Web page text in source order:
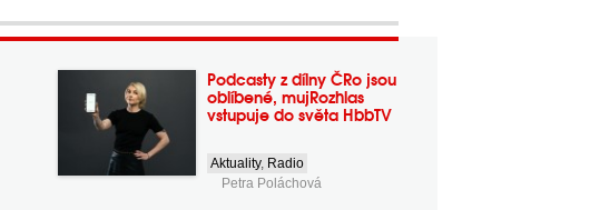
Podcasty z dílny ČRo jsou
oblíbené, mujRozhlas
vstupuje do světa HbbTV
Aktuality, Radio
Petra Poláchová